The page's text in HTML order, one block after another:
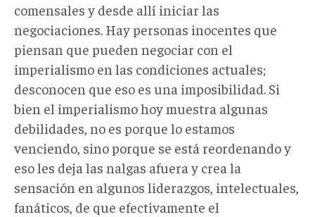
comensales y desde allí iniciar las
negociaciones. Hay personas inocentes que
piensan que pueden negociar con el
imperialismo en las condiciones actuales;
desconocen que eso es una imposibilidad. Si
bien el imperialismo hoy muestra algunas
debilidades, no es porque lo estamos
venciendo, sino porque se está reordenando y
eso les deja las nalgas afuera y crea la
sensación en algunos liderazgos, intelectuales,
fanáticos, de que efectivamente el